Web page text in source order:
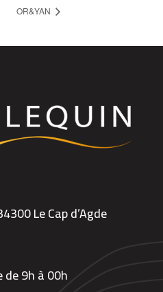
OR&YAN
Le Cap d’Agde
de 9h à 00h